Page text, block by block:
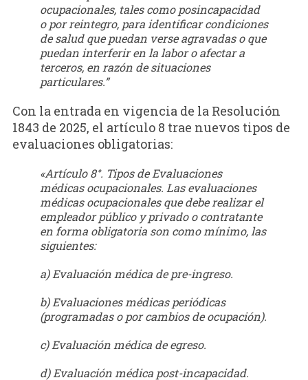
ocupacionales, tales como posincapacidad
o por reintegro, para identificar condiciones
de salud que puedan verse agravadas o que
puedan interferir en la labor o afectar a
terceros, en razón de situaciones
particulares.”
Con la entrada en vigencia de la Resolución
1843 de 2025, el artículo 8 trae nuevos tipos de
evaluaciones obligatorias:
«Artículo 8°. Tipos de Evaluaciones
médicas ocupacionales. Las evaluaciones
médicas ocupacionales que debe realizar el
empleador público y privado o contratante
en forma obligatoria son como mínimo, las
siguientes:
a) Evaluación médica de pre-ingreso.
b) Evaluaciones médicas periódicas
(programadas o por cambios de ocupación).
c) Evaluación médica de egreso.
d) Evaluación médica post-incapacidad.